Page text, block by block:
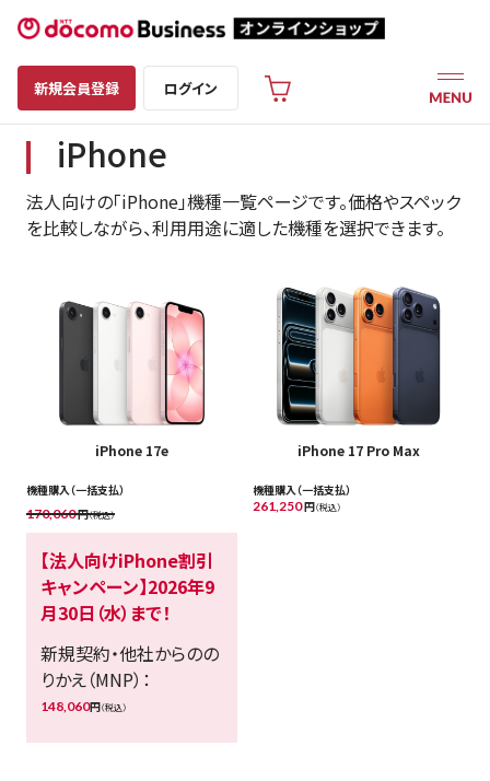
新規会員登録 ログイン
iPhone
法人向けの「iPhone」機種一覧ページです。価格やスペック
を比較しながら、利用用途に適した機種を選択できます。
iPhone 17e
機種購入（一括支払）
170,060円（税込）
【法人向けiPhone割引
キャンペーン】2026年9
月30日（水）まで！
新規契約・他社からのの
りかえ（MNP）：
148,060円（税込）
iPhone 17 Pro Max
機種購入（一括支払）
261,250円（税込）